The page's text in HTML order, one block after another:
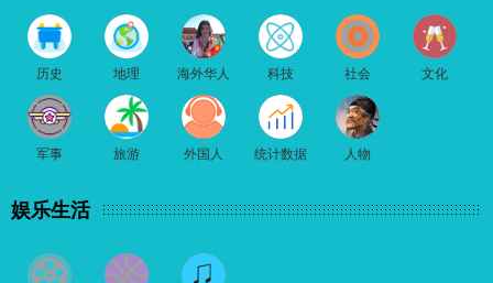
历史 地理 海外华人 科技 社会 文化
军事 旅游 外国人 统计数据 人物
娱乐生活